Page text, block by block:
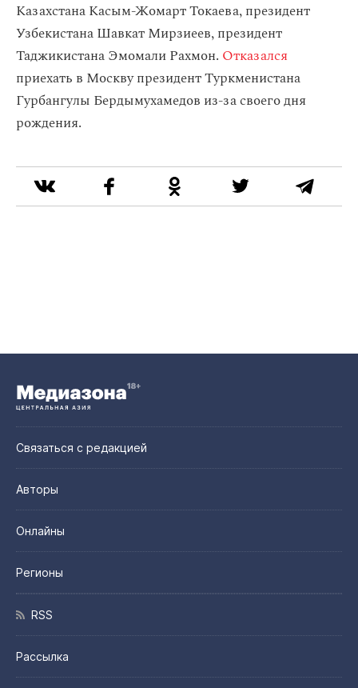
Казахстана Касым-Жомарт Токаева, президент
Узбекистана Шавкат Мирзиеев, президент
Таджикистана Эмомали Рахмон. Отказался
приехать в Москву президент Туркменистана
Гурбангулы Бердымухамедов из-за своего дня
рождения.
Связаться с редакцией
Авторы
Онлайны
Регионы
RSS
Рассылка